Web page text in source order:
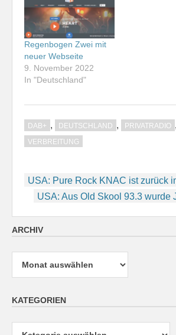
Regenbogen Zwei mit
neuer Webseite
9. November 2022
In "Deutschland"
DAB+ , DEUTSCHLAND , PRIVATRADIO ,
VERBREITUNG
Beitragsnavigation
USA: Pure Rock KNAC ist zurück
USA: Aus Old Skool 93.3 wurde
ARCHIV
Archiv
KATEGORIEN